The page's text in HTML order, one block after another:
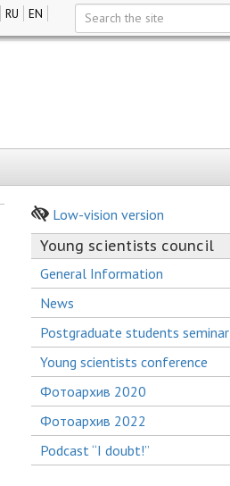
RU EN
Low-vision version
Young scientists council
General Information
News
Postgraduate students seminar
Young scientists conference
Фотоархив 2020
Фотоархив 2022
Podcast “I doubt!”